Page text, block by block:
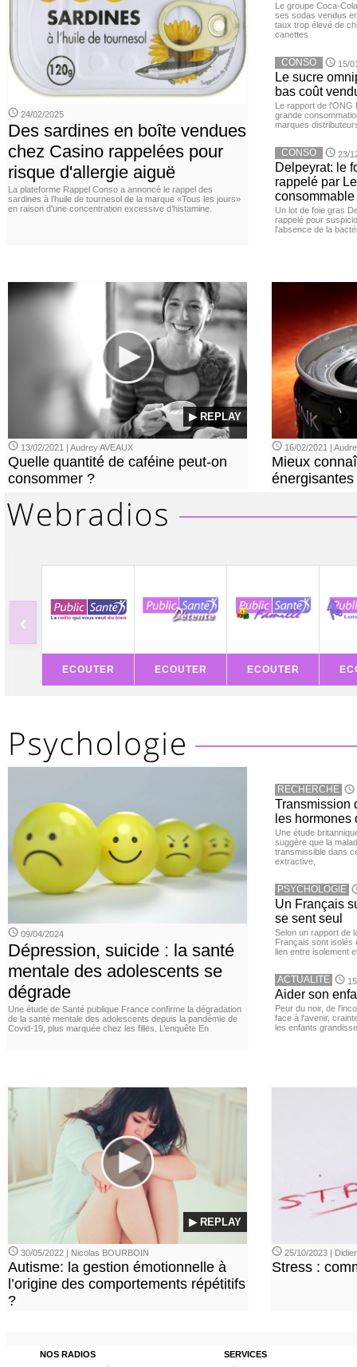
24/02/2025
Des sardines en boîte vendues
chez Casino rappelées pour
risque d'allergie aiguë
La plateforme Rappel Conso a annoncé le rappel des
sardines à l’huile de tournesol de la marque «Tous les jours»
en raison d'une concentration excessive d’histamine.
Le groupe Coca-
ses sodas vendus
taux trop élevé de
canettes
CONSO 15/
Le sucre
bas coût
Le rapport de l'ONG
grande
marques
CONSO 23/
Delpeyrat: le
rappelé par
consommable
Un lot de foie gras
rappelé pour
l'absence de la
▶ REPLAY
13/02/2021 | Audrey AVEAUX
Quelle quantité de caféine peut-on
consommer ?
16/02/2021 |
Mieux
énergisantes
‹
ECOUTER ECOUTER ECOUTER
09/04/2024
Dépression, suicide : la santé
mentale des adolescents se
dégrade
Une étude de Santé publique France confirme la dégradation
de la santé mentale des adolescents depuis la pandémie de
Covid-19, plus marquée chez les filles. L’enquête En
RECHERCHE
Transmission
les hormones
Une étude
suggère que la
transmissible dans
extractive,
PSYCHOLOGIE
Un Français
se sent seul
Selon un rapport de
Français sont isolés
lien entre isolement
ACTUALITE
Aider son
Peur du noir, de
face à l'avenir,
les enfants
▶ REPLAY
30/05/2022 | Nicolas BOURBOIN
Autisme: la gestion émotionnelle à
l’origine des comportements répétitifs
?
25/10/2023 |
Stress :
NOS RADIOS SERVICES